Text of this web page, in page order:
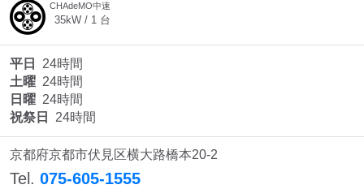
CHAdeMO中速
35kW / 1 台
平日
24時間
土曜 24時間
日曜 24時間
祝祭日
24時間
京都府京都市伏見区横大路橋本20-2
Tel. 075-605-1555